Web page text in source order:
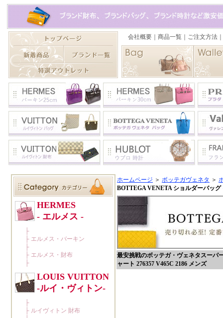
ホームページ ＞ ボッテガヴェネタ ＞
BOTTEGA VENETA ショルダーバッグ
最安挑戦のボッテガ・ヴェネタスーパ
ャート 276357 V465C 2186 メンズ